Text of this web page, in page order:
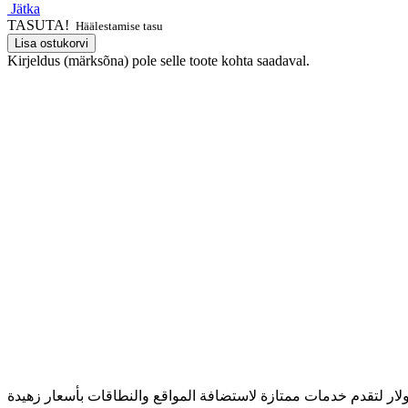
Jätka
TASUTA! Häälestamise tasu
Lisa ostukorvi
Kirjeldus (märksõna) pole selle toote kohta saadaval.